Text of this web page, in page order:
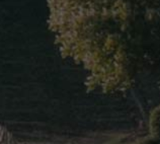
Vins rouges :